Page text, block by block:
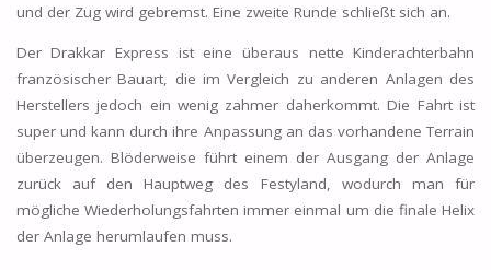
und der Zug wird gebremst. Eine zweite Runde schließt sich an.
Der Drakkar Express ist eine überaus nette Kinderachterbahn
französischer Bauart, die im Vergleich zu anderen Anlagen des
Herstellers jedoch ein wenig zahmer daherkommt. Die Fahrt ist
super und kann durch ihre Anpassung an das vorhandene Terrain
überzeugen. Blöderweise führt einem der Ausgang der Anlage
zurück auf den Hauptweg des Festyland, wodurch man für
mögliche Wiederholungsfahrten immer einmal um die finale Helix
der Anlage herumlaufen muss.